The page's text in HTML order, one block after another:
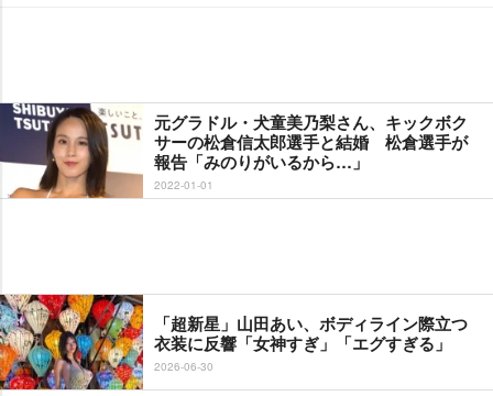
元グラドル・犬童美乃梨さん、キックボク
サーの松倉信太郎選手と結婚 松倉選手が
報告「みのりがいるから…」
2022-01-01
「超新星」山田あい、ボディライン際立つ
衣装に反響「女神すぎ」「エグすぎる」
2026-06-30